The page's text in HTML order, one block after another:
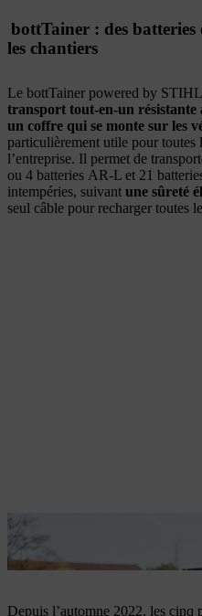
bottTainer : des batteries
les chantiers
Le bottTainer powered by
transport tout-en-un résistante
un coffre qui se monte sur les
particulièrement utile pour toutes
l’entreprise. Il permet de
ou 4 batteries AR-L et 21
intempéries, suivant une sûreté
seul câble pour recharger toutes
Le bottTainer facilite le transport
professionnels.
Depuis l’automne 2022, les cinq